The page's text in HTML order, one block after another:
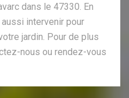
dans le 47330. En
intervenir pour
jardin. Pour de plus
nous ou rendez-vous